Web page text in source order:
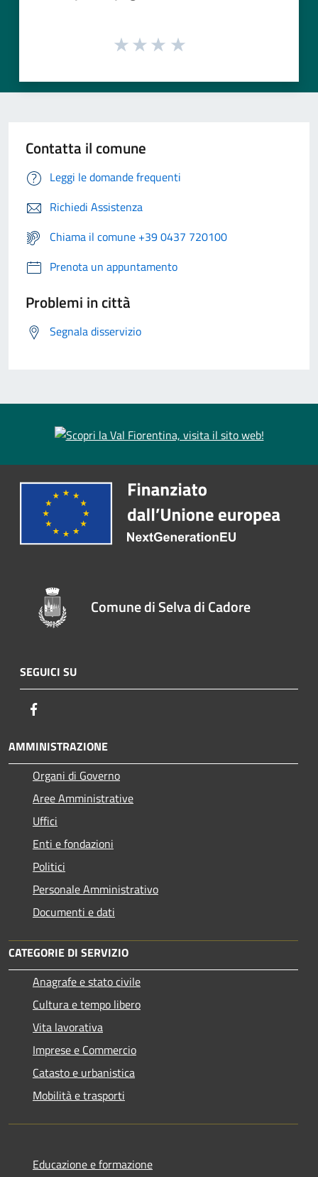
Contatta il comune
Leggi le domande frequenti
Richiedi Assistenza
Chiama il comune +39 0437 720100
Prenota un appuntamento
Problemi in città
Segnala disservizio
Comune di Selva di Cadore
SEGUICI SU
AMMINISTRAZIONE
Organi di Governo
Aree Amministrative
Uffici
Enti e fondazioni
Politici
Personale Amministrativo
Documenti e dati
CATEGORIE DI SERVIZIO
Anagrafe e stato civile
Cultura e tempo libero
Vita lavorativa
Imprese e Commercio
Catasto e urbanistica
Mobilità e trasporti
Educazione e formazione